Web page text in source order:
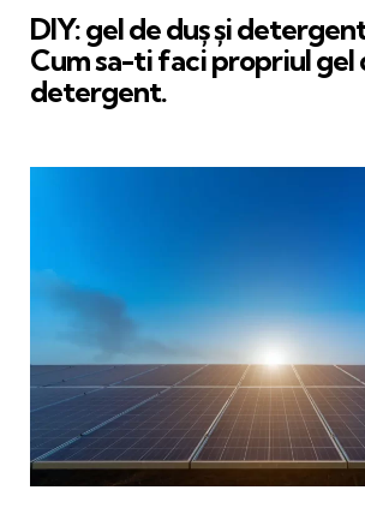
DIY: gel de duș și
Cum sa-ti faci propriul gel
detergent.